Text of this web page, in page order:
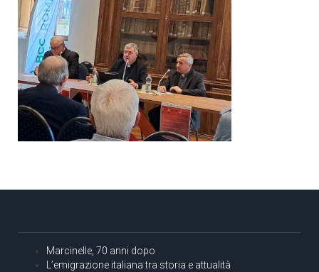
Marcinelle, 70 anni dopo
L’emigrazione italiana tra storia e attualità